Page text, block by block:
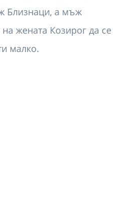
Близнаци, а мъж
жената Козирог да се
малко.